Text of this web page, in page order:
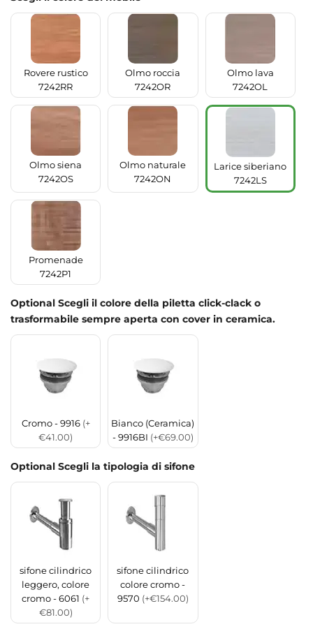
Rovere rustico
7242RR
Olmo roccia
7242OR
Olmo lava
7242OL
Olmo siena
7242OS
Olmo naturale
7242ON
Larice siberiano
7242LS
Promenade
7242P1
Optional Scegli il colore della piletta click-clack o
trasformabile sempre aperta con cover in ceramica.
Cromo - 9916 (+
€41.00)
Bianco (Ceramica)
- 9916BI (+€69.00)
Optional Scegli la tipologia di sifone
sifone cilindrico
leggero, colore
cromo - 6061 (+
€81.00)
sifone cilindrico
colore cromo -
9570 (+€154.00)